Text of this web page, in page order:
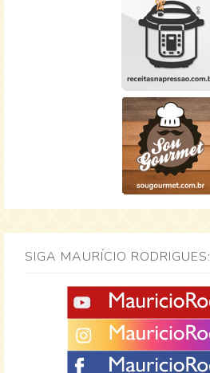
SIGA MAURÍCIO RODRIGUES: